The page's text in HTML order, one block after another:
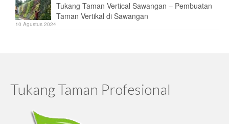
Tukang Taman Vertical Sawangan – Pembuatan
Taman Vertikal di Sawangan
10 Agustus 2024
Tukang Taman Profesional